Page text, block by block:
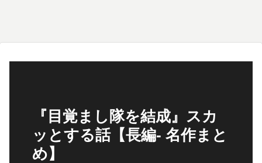
『目覚まし隊を結成』スカ
ッとする話【長編- 名作まと
め】